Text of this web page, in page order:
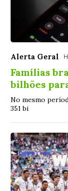
Alerta Geral
Famílias
bilhões
No mesmo
351 bi